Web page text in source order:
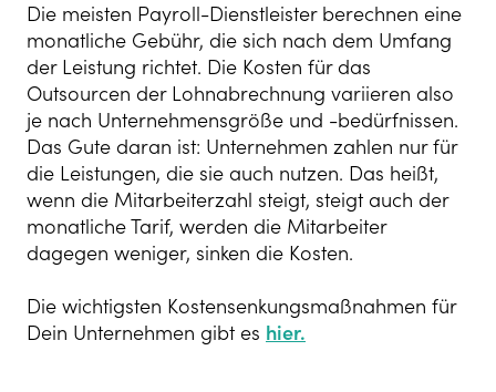
Die meisten Payroll-Dienstleister berechnen eine
monatliche Gebühr, die sich nach dem Umfang
der Leistung richtet. Die Kosten für das
Outsourcen der Lohnabrechnung variieren also
je nach Unternehmensgröße und -bedürfnissen.
Das Gute daran ist: Unternehmen zahlen nur für
die Leistungen, die sie auch nutzen. Das heißt,
wenn die Mitarbeiterzahl steigt, steigt auch der
monatliche Tarif, werden die Mitarbeiter
dagegen weniger, sinken die Kosten.
Die wichtigsten Kostensenkungsmaßnahmen für
Dein Unternehmen gibt es hier.